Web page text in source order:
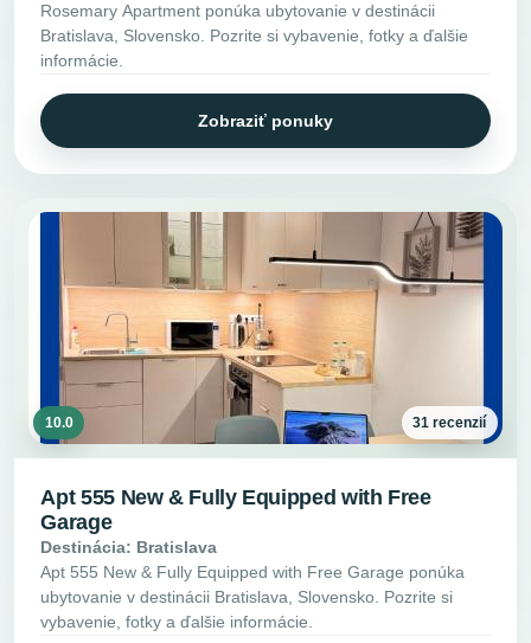
Rosemary Apartment ponúka ubytovanie v destinácii
Bratislava, Slovensko. Pozrite si vybavenie, fotky a ďalšie
informácie.
Zobraziť ponuky
10.0 31 recenzií
Apt 555 New & Fully Equipped with Free
Garage
Destinácia: Bratislava
Apt 555 New & Fully Equipped with Free Garage ponúka
ubytovanie v destinácii Bratislava, Slovensko. Pozrite si
vybavenie, fotky a ďalšie informácie.